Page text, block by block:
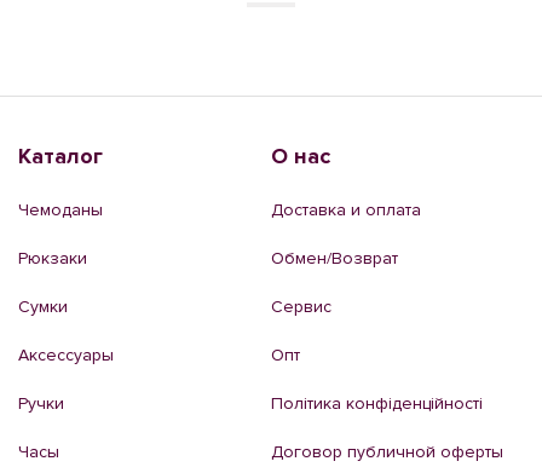
Каталог
Чемоданы
Рюкзаки
Сумки
Аксессуары
Ручки
Часы
О нас
Доставка и оплата
Обмен/Возврат
Сервис
Опт
Політика конфіденційності
Договор публичной оферты